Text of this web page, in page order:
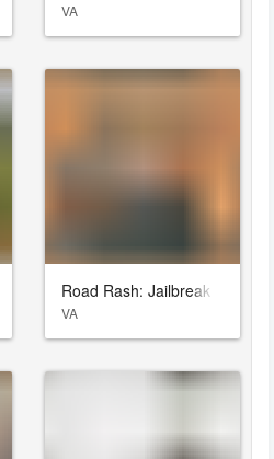
VA
Road Rash: Jailbreak
VA